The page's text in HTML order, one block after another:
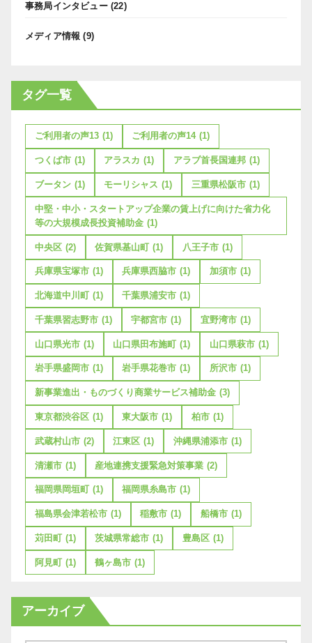
事務局インタビュー(22)
メディア情報 (9)
タグ一覧
ご利用者の声13 (1) ご利用者の声14 (1)
つくば市 (1) アラスカ (1) アラブ首長国連邦 (1)
ブータン (1) モーリシャス (1) 三重県松阪市 (1)
中堅・中小・スタートアップ企業の賃上げに向けた省力化
等の大規模成長投資補助金 (1)
中央区 (2) 佐賀県基山町 (1) 八王子市 (1)
兵庫県宝塚市 (1) 兵庫県西脇市 (1) 加須市 (1)
北海道中川町 (1) 千葉県浦安市 (1)
千葉県習志野市 (1) 宇都宮市 (1) 宜野湾市 (1)
山口県光市 (1) 山口県田布施町 (1) 山口県萩市 (1)
岩手県盛岡市 (1) 岩手県花巻市 (1) 所沢市 (1)
新事業進出・ものづくり商業サービス補助金 (3)
東京都渋谷区 (1) 東大阪市 (1) 柏市 (1)
武蔵村山市 (2) 江東区 (1) 沖縄県浦添市 (1)
清瀬市 (1) 産地連携支援緊急対策事業 (2)
福岡県岡垣町 (1) 福岡県糸島市 (1)
福島県会津若松市 (1) 稲敷市 (1) 船橋市 (1)
苅田町 (1) 茨城県常総市 (1) 豊島区 (1)
阿見町 (1) 鶴ヶ島市 (1)
アーカイブ